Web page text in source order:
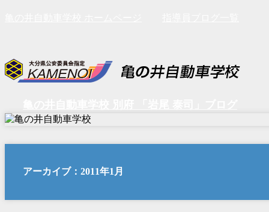
アーカイブ：2011年1月